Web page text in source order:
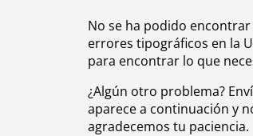
No se ha podido
errores tipográficos en la
para encontrar lo que
¿Algún otro problema?
aparece a continuación y
agradecemos tu paciencia.